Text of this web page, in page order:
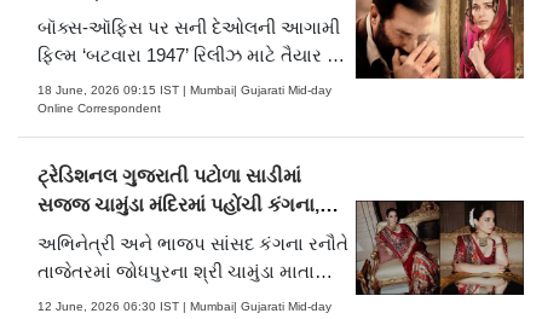
બૉક્સ-ઑફિસ પર સની દેઓલની આગામી
ફિલ્મ ‘બટવારા 1947’ રિલીઝ માટે તૈયાર છે.
આ ફિલ્મનું નિર્માણ આમિર ખાનના બૅનર
હેઠળ કરવામાં આવ્યું છે અને એ ૧૪
ઑગસ્ટથી દેશભરનાં સિનેમાઘરોમાં રિલીઝ
થશે. હવે ગઈ કાલે ફિલ્મના નિર્માતાઓએ
ફિલ્મનાં તમામ મુખ્ય પાત્રોન.....
18 June, 2026 09:15 IST | Mumbai| Gujarati Mid-day
Online Correspondent
ટ્રેડિશનલ ગુજરાતી પટોળા સાડીમાં
સજ્જ ચામુંડા મંદિરમાં પહોંચી કંગના,
જુઓ તસવીરો
અભિનેત્રી અને ભાજપ સાંસદ કંગના રનૌતે
તાજેતરમાં જોધપુરના શ્રી ચામુંડા માતા
મંદિર અને ગજાનન મહારાજ મંદિરની
12 June, 2026 06:30 IST | Mumbai| Gujarati Mid-day